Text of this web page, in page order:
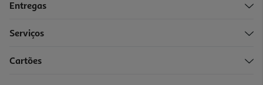
Entregas
Serviços
Cartões